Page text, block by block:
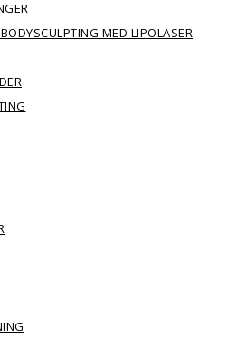
MED LIPOLASER